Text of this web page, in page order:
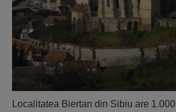
Localitatea Biertan din Sibiu are